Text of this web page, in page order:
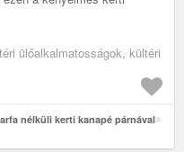
ülőalkalmatosságok, kültéri
nélküli kerti kanapé párnával